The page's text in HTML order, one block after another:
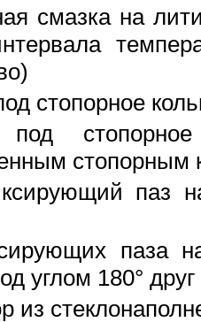
смазка на
стопорное
под
стопорным
паз
паза
углом 180° друг
из